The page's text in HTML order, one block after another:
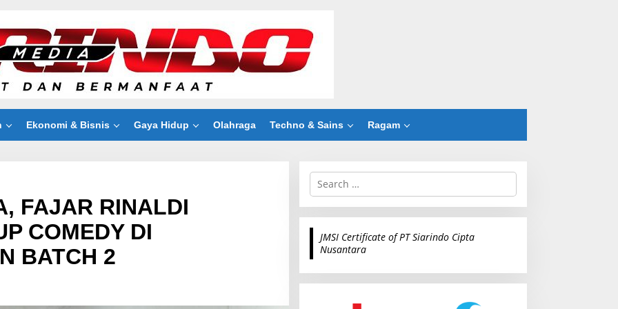
Ekonomi & Bisnis Gaya Hidup Olahraga Techno & Sains Ragam
FAJAR RINALDI
COMEDY DI
BATCH 2
S
r
c
r
JMSI Certificate of PT Siarindo Cipta
Nusantara